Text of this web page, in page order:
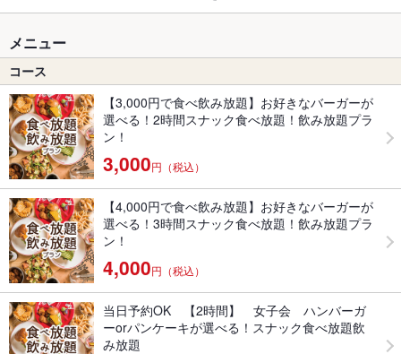
メニュー
コース
【3,000円で食べ飲み放題】お好きなバーガーが
選べる！2時間スナック食べ放題！飲み放題プラ
ン！
3,000円（税込）
【4,000円で食べ飲み放題】お好きなバーガーが
選べる！3時間スナック食べ放題！飲み放題プラ
ン！
4,000円（税込）
当日予約OK 【2時間】 女子会 ハンバーガ
ーorパンケーキが選べる！スナック食べ放題飲
み放題